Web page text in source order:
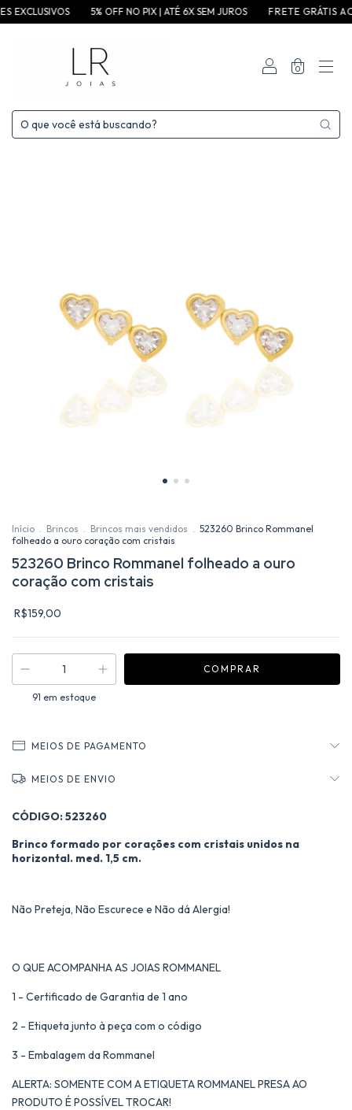
5% OFF NO PIX | ATÉ 6X SEM JUROS F R E T E G R ÁT I S A C I M A D
0
Início . Brincos . Brincos mais vendidos . 523260 Brinco Rommanel
folheado a ouro coração com cristais
523260 Brinco Rommanel folheado a ouro
coração com cristais
R$159,00
91 em estoque
MEIOS DE PAGAMENTO
MEIOS DE ENVIO
CÓDIGO: 523260
Brinco formado por corações com cristais unidos na
horizontal. med. 1,5 cm.
Não Preteja, Não Escurece e Não dá Alergia!
O QUE ACOMPANHA AS JOIAS ROMMANEL
1 - Certificado de Garantia de 1 ano
2 - Etiqueta junto à peça com o código
3 - Embalagem da Rommanel
ALERTA: SOMENTE COM A ETIQUETA ROMMANEL PRESA AO
PRODUTO É POSSÍVEL TROCAR!